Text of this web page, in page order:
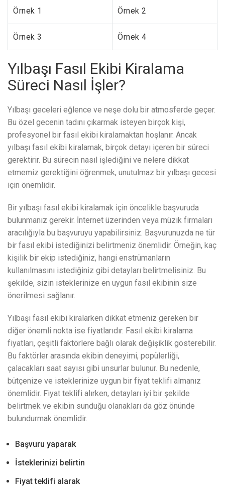
Örnek 1 Örnek 2
Örnek 3 Örnek 4
Yılbaşı Fasıl Ekibi Kiralama
Süreci Nasıl İşler?
Yılbaşı geceleri eğlence ve neşe dolu bir atmosferde geçer.
Bu özel gecenin tadını çıkarmak isteyen birçok kişi,
profesyonel bir fasıl ekibi kiralamaktan hoşlanır. Ancak
yılbaşı fasıl ekibi kiralamak, birçok detayı içeren bir süreci
gerektirir. Bu sürecin nasıl işlediğini ve nelere dikkat
etmemiz gerektiğini öğrenmek, unutulmaz bir yılbaşı gecesi
için önemlidir.
Bir yılbaşı fasıl ekibi kiralamak için öncelikle başvuruda
bulunmanız gerekir. İnternet üzerinden veya müzik firmaları
aracılığıyla bu başvuruyu yapabilirsiniz. Başvurunuzda ne tür
bir fasıl ekibi istediğinizi belirtmeniz önemlidir. Örneğin, kaç
kişilik bir ekip istediğiniz, hangi enstrümanların
kullanılmasını istediğiniz gibi detayları belirtmelisiniz. Bu
şekilde, sizin isteklerinize en uygun fasıl ekibinin size
önerilmesi sağlanır.
Yılbaşı fasıl ekibi kiralarken dikkat etmeniz gereken bir
diğer önemli nokta ise fiyatlarıdır. Fasıl ekibi kiralama
fiyatları, çeşitli faktörlere bağlı olarak değişiklik gösterebilir.
Bu faktörler arasında ekibin deneyimi, popülerliği,
çalacakları saat sayısı gibi unsurlar bulunur. Bu nedenle,
bütçenize ve isteklerinize uygun bir fiyat teklifi almanız
önemlidir. Fiyat teklifi alırken, detayları iyi bir şekilde
belirtmek ve ekibin sunduğu olanakları da göz önünde
bulundurmak önemlidir.
Başvuru yaparak
İsteklerinizi belirtin
Fiyat teklifi alarak